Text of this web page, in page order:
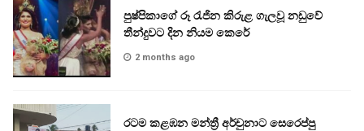
පුෂ්පිකාගේ රූ රැජින කිරුළ ගැලවූ නඩුවේ
තීන්දුවට දින නියම කෙරේ
2 months ago
රටම කළඹන මන්ත්‍රී අර්චුනාට සෙරෙප්පු